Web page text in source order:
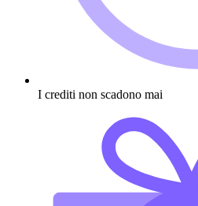
I crediti non scadono mai